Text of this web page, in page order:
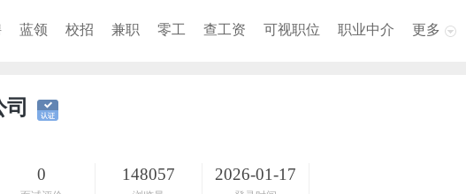
蓝领 校招 兼职 零工 查工资 可视职位 职业中介 更多
0 148057 2026-01-17